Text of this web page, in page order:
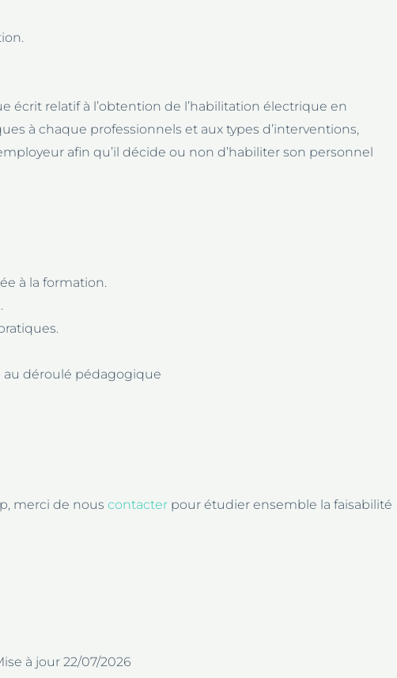
écrit relatif à l’obtention de l’habilitation électrique en
à chaque professionnels et aux types d’interventions,
afin qu’il décide ou non d’habiliter son personnel
à la formation.
au déroulé pédagogique
merci de nous contacterpour étudier ensemble la faisabilité
à jour 22/07/2026